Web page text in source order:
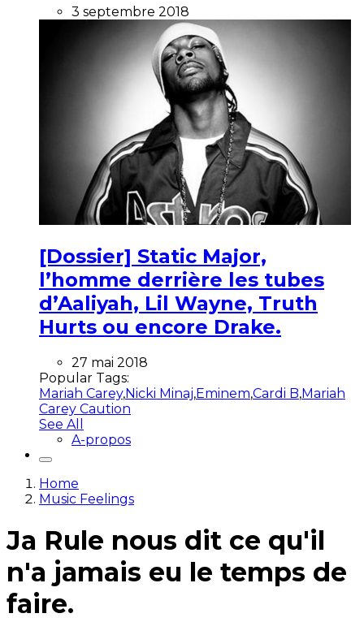
3 septembre 2018
[Dossier] Static Major,
l’homme derrière les tubes
d’Aaliyah, Lil Wayne, Truth
Hurts ou encore Drake.
27 mai 2018
Popular Tags:
Mariah Carey,Nicki Minaj,Eminem,Cardi B,Mariah
Carey Caution
See All
A-propos
Home
Music Feelings
Ja Rule nous dit ce qu'il
n'a jamais eu le temps de
faire.